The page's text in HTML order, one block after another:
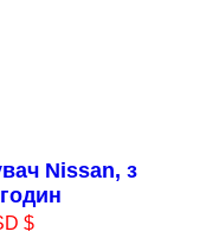
Nissan, з
$